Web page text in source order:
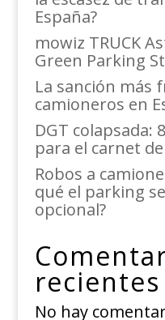
España?
mowiz TRUCK
Green Parking
La sanción más
camioneros en
DGT colapsada:
para el carnet
Robos a
qué el parking
opcional?
recientes
No hay